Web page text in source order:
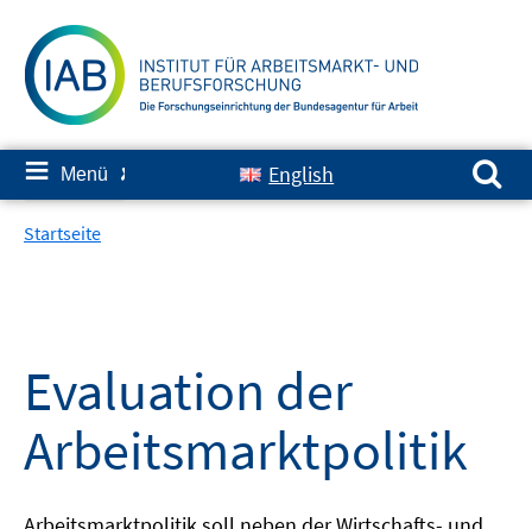
zum
Inhalt
≡ Menü ✘ English
Suchen nach:
Startseite
Evaluation der
Arbeitsmarktpolitik